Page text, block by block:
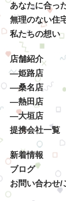
あなたに合っ
無理のない住
私たちの想い
店舗紹介
―姫路店
―桑名店
―熱田店
―大垣店
提携会社一覧
新着情報
ブログ
お問い合わせ/